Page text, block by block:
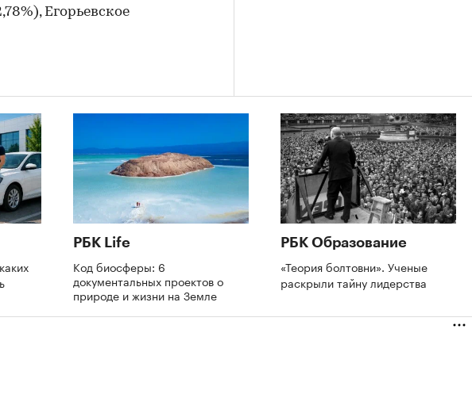
Егорьевское
РБК Life
Код биосферы: 6
документальных проектов о
природе и жизни на Земле
РБК Образование
«Теория болтовни». Ученые
раскрыли тайну лидерства